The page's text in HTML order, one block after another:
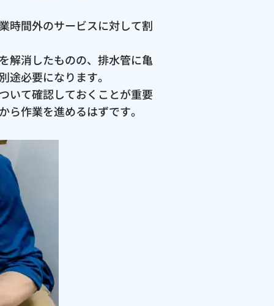
時間外のサービスに対して割
解消したものの、排水管に亀
必要になります。
いて確認しておくことが重要
作業を進めるはずです。